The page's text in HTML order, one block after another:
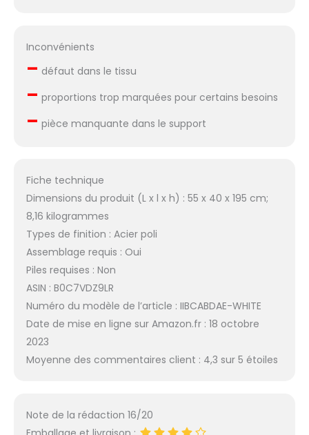
Inconvénients
– défaut dans le tissu
– proportions trop marquées pour certains besoins
– pièce manquante dans le support
Fiche technique
Dimensions du produit (L x l x h) : 55 x 40 x 195 cm;
8,16 kilogrammes
Types de finition : Acier poli
Assemblage requis : Oui
Piles requises : Non
ASIN : B0C7VDZ9LR
Numéro du modèle de l’article : IIBCABDAE-WHITE
Date de mise en ligne sur Amazon.fr : 18 octobre
2023
Moyenne des commentaires client : 4,3 sur 5 étoiles
Note de la rédaction 16/20